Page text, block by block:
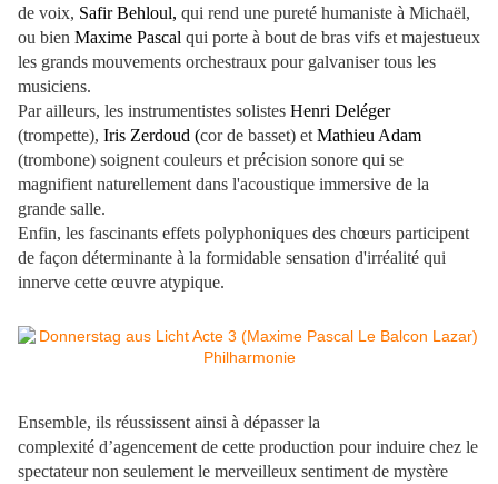
de voix, Safir Behloul, qui rend une pureté humaniste à Michaël,
ou bien Maxime Pascal qui porte à bout de bras vifs et majestueux
les grands mouvements orchestraux pour galvaniser tous les
musiciens.
Par ailleurs, les instrumentistes solistes Henri Deléger
(trompette), Iris Zerdoud (cor de basset) et Mathieu Adam
(trombone) soignent couleurs et précision sonore qui se
magnifient naturellement dans l'acoustique immersive de la
grande salle.
Enfin, les fascinants effets polyphoniques des chœurs participent
de façon déterminante à la formidable sensation d'irréalité qui
innerve cette œuvre atypique.
Ensemble, ils réussissent ainsi à dépasser la
complexité d’agencement de cette production pour induire chez le
spectateur non seulement le merveilleux sentiment de mystère